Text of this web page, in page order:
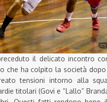
il delicato incontro
che ha colpito la società dopo
tensioni intorno alla
titolari (Govi e “Lallo”